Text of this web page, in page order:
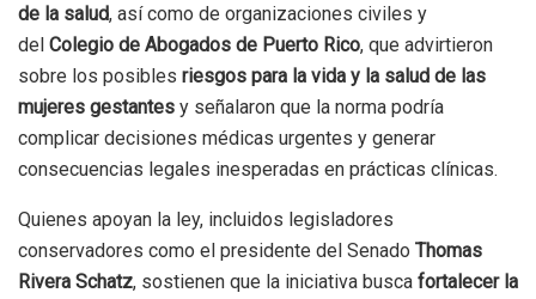
de la salud, así como de organizaciones civiles y
del Colegio de Abogados de Puerto Rico, que advirtieron
sobre los posibles riesgos para la vida y la salud de las
mujeres gestantes y señalaron que la norma podría
complicar decisiones médicas urgentes y generar
consecuencias legales inesperadas en prácticas clínicas.
Quienes apoyan la ley, incluidos legisladores
conservadores como el presidente del Senado Thomas
Rivera Schatz, sostienen que la iniciativa busca fortalecer la